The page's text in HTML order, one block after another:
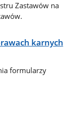
Zastawów na
karnych
formularzy